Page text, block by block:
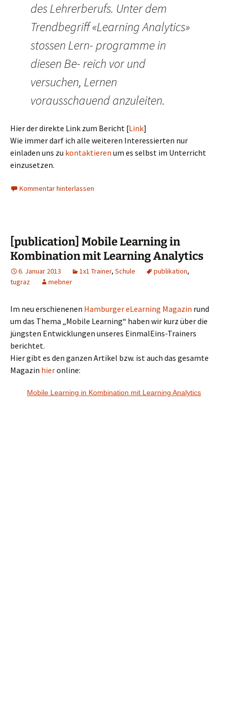
des Lehrerberufs. Unter dem
Trendbegriff «Learning Analytics»
stossen Lern- programme in
diesen Be- reich vor und
versuchen, Lernen
vorausschauend anzuleiten.
Hier der direkte Link zum Bericht [Link]
Wie immer darf ich alle weiteren Interessierten nur
einladen uns zu kontaktieren um es selbst im Unterricht
einzusetzen.
Kommentar hinterlassen
[publication] Mobile Learning in
Kombination mit Learning Analytics
6. Januar 2013 1x1 Trainer, Schule publikation,
tugraz
mebner
Im neu erschienenen Hamburger eLearning Magazin rund
um das Thema „Mobile Learning“ haben wir kurz über die
jüngsten Entwicklungen unseres EinmalEins-Trainers
berichtet.
Hier gibt es den ganzen Artikel bzw. ist auch das gesamte
Magazin hieronline:
Mobile Learning in Kombination mit Learning Analytics